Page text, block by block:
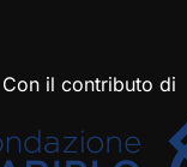
Con il contributo di